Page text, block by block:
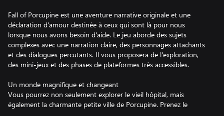
Fall of Porcupine est une aventure narrative originale et une
déclaration d'amour destinée à ceux qui sont là pour nous
lorsque nous avons besoin d'aide. Le jeu aborde des sujets
complexes avec une narration claire, des personnages attachants
et des dialogues percutants. Il vous proposera de l'exploration,
des mini-jeux et des phases de plateformes très accessibles.
Un monde magnifique et changeant
Vous pourrez non seulement explorer le vieil hôpital, mais
également la charmante petite ville de Porcupine. Prenez le